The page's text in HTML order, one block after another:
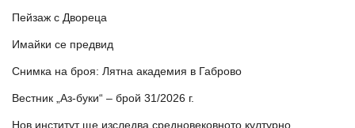
Пейзаж с Двореца
Имайки се предвид
Снимка на броя: Лятна академия в Габрово
Вестник „Аз-буки“ – брой 31/2026 г.
Нов институт ще изследва средновековното културно